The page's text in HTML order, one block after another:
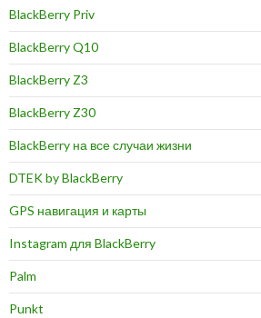
BlackBerry Priv
BlackBerry Q10
BlackBerry Z3
BlackBerry Z30
BlackBerry на все случаи жизни
DTEK by BlackBerry
GPS навигация и карты
Instagram для BlackBerry
Palm
Punkt